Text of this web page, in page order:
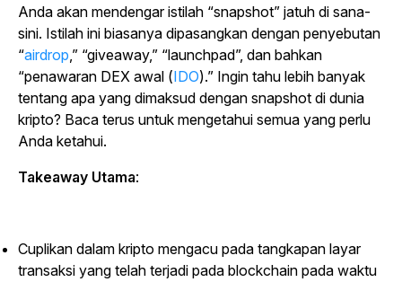
Anda akan mendengar istilah “snapshot” jatuh di sana-
sini. Istilah ini biasanya dipasangkan dengan penyebutan
“airdrop,” “giveaway,” “launchpad”, dan bahkan
“penawaran DEX awal (IDO).” Ingin tahu lebih banyak
tentang apa yang dimaksud dengan snapshot di dunia
kripto? Baca terus untuk mengetahui semua yang perlu
Anda ketahui.
Takeaway Utama:
Cuplikan dalam kripto mengacu pada tangkapan layar
transaksi yang telah terjadi pada blockchain pada waktu